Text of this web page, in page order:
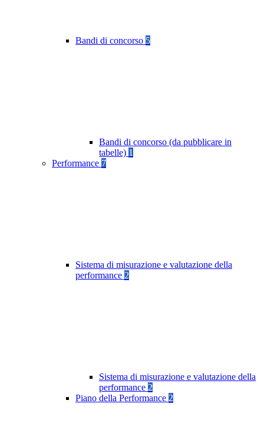
Bandi di concorso 5
Bandi di concorso (da pubblicare in
tabelle) 1
Performance 7
Sistema di misurazione e valutazione della
performance 2
Sistema di misurazione e valutazione della
performance 2
Piano della Performance 2